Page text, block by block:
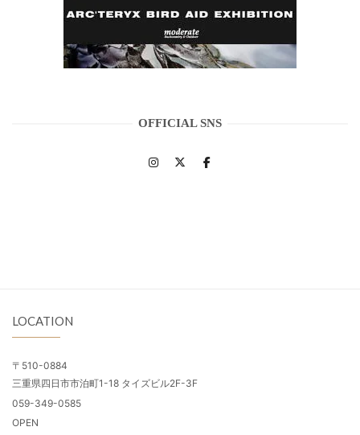
OFFICIAL SNS
LOCATION
〒510-0884
三重県四日市市泊町1-18 タイズビル2F-3F
059-349-0585
OPEN